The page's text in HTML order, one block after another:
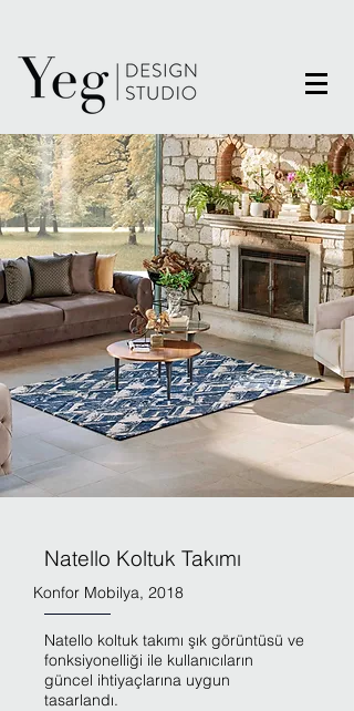
Natello Koltuk Takımı
Konfor Mobilya, 2018
Natello koltuk takımı şık görüntüsü ve
fonksiyonelliği ile kullanıcıların
güncel ihtiyaçlarına uygun
tasarlandı.